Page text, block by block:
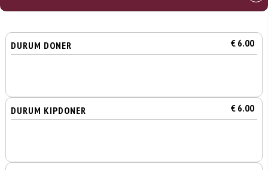
DURUM DONER € 6.00
DURUM KIPDONER € 6.00